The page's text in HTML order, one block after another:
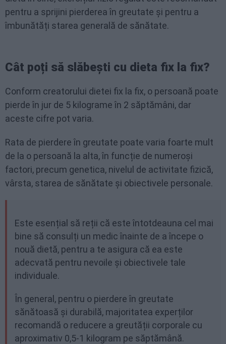
pentru a sprijini pierderea în greutate și pentru a
îmbunătăți starea generală de sănătate.
Cât poți să slăbești cu dieta fix la fix?
Conform creatorului dietei fix la fix, o persoană poate
pierde în jur de 5 kilograme în 2 săptămâni, dar
aceste cifre pot varia.
Rata de pierdere în greutate poate varia foarte mult
de la o persoană la alta, în funcție de numeroși
factori, precum genetica, nivelul de activitate fizică,
vârsta, starea de sănătate și obiectivele personale.
Este esențial să reții că este întotdeauna cel mai
bine să consulți un medic înainte de a începe o
nouă dietă, pentru a te asigura că ea este
adecvată pentru nevoile și obiectivele tale
individuale.
În general, pentru o pierdere în greutate
sănătoasă și durabilă, majoritatea experților
recomandă o reducere a greutății corporale cu
aproximativ 0,5-1 kilogram pe săptămână.